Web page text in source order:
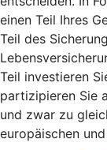
einen Teil Ihres
Teil des
Teil investieren
partizipieren Sie
und zwar zu
europäischen